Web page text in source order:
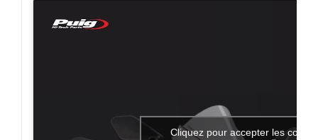
Cliquez pour accepter les